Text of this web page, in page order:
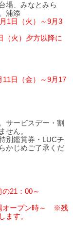
場、みなとみら
浦添
1日（火）～9月3
（火）夕方以降に
日（金）～9月17
サービスデー・割
せん。
別鑑賞券・LUCチ
かじめご了承くだ
21：00～
オープン時～ ※残
ます。